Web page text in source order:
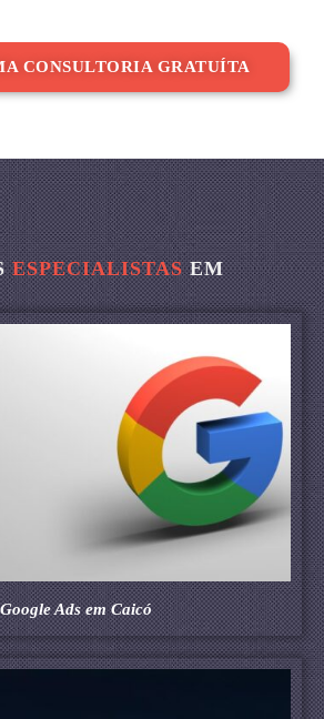
CONSULTORIA GRATUÍTA
ESPECIALISTASEM
Google Ads em Caicó